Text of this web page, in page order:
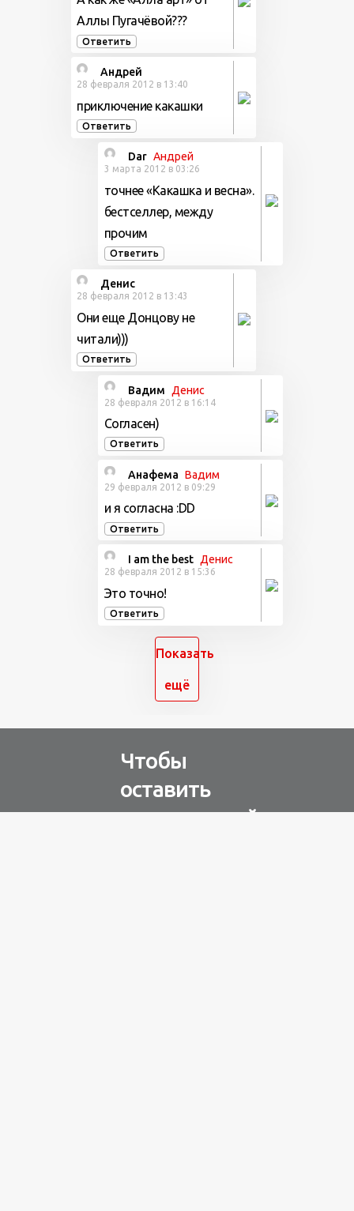
Аллы Пугачёвой???
Ответить
Андрей
28 февраля 2012 в 13:40
приключение какашки
Ответить
Dar Андрей
3 марта 2012 в 03:26
точнее «Какашка и весна».
бестселлер, между
прочим
Ответить
Денис
28 февраля 2012 в 13:43
Они еще Донцову не
читали)))
Ответить
Вадим Денис
28 февраля 2012 в 16:14
Согласен)
Ответить
Анафема Вадим
29 февраля 2012 в 09:29
и я согласна :DD
Ответить
I am the best Денис
28 февраля 2012 в 15:36
Это точно!
Ответить
Показать
ещё
Чтобы
оставить
комментарий